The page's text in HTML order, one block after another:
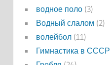
водное поло(3)
Водный слалом (2)
волейбол(11)
Гимнастика в СССР